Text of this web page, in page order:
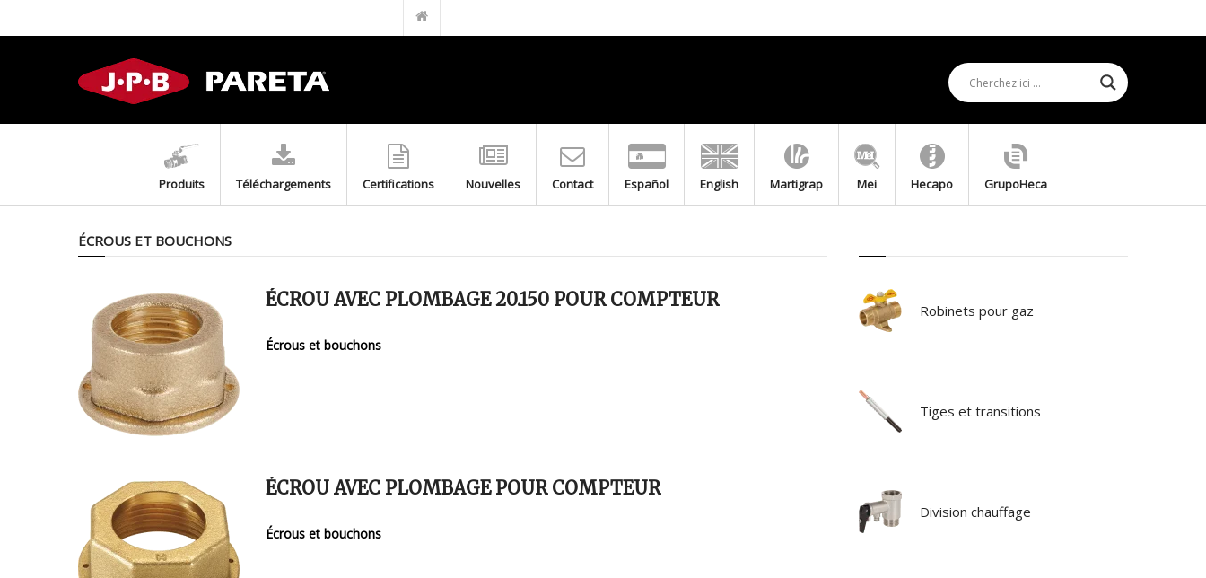
RACCORD BAÏONNETTE DEUX PIÈCES LAITON POUR COMPTEUR
MITIGEUR THERMOSTATIQUE F-F
MITIGEUR THERMOSTATIQUE M-M
Produits Téléchargements Certifications Nouvelles Contact Español English Martigrap Mei Hecapo GrupoHeca
ÉCROUS ET BOUCHONS
ÉCROU AVEC PLOMBAGE 20.150 POUR COMPTEUR
Écrous et bouchons
ÉCROU AVEC PLOMBAGE POUR COMPTEUR
Écrous et bouchons
Robinets pour gaz
Tiges et transitions
Division chauffage